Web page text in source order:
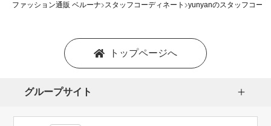
ファッション通販 ベルーナ スタッフコーディネート yunyanのスタッフコー
トップページへ
グループサイト